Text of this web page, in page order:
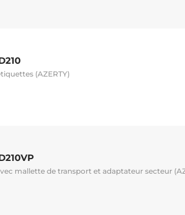
(AZERTY)
mallette de transport et adaptateur secteur